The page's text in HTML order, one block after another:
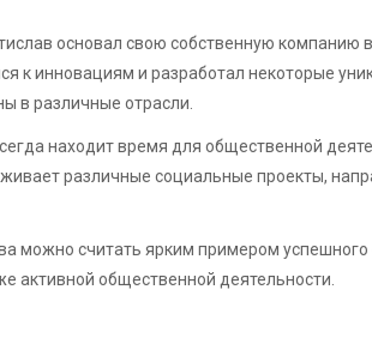
основал свою собственную компанию
к инновациям и разработал некоторые
в различные отрасли.
находит время для общественной
различные социальные проекты,
можно считать ярким примером успешного
активной общественной деятельности.